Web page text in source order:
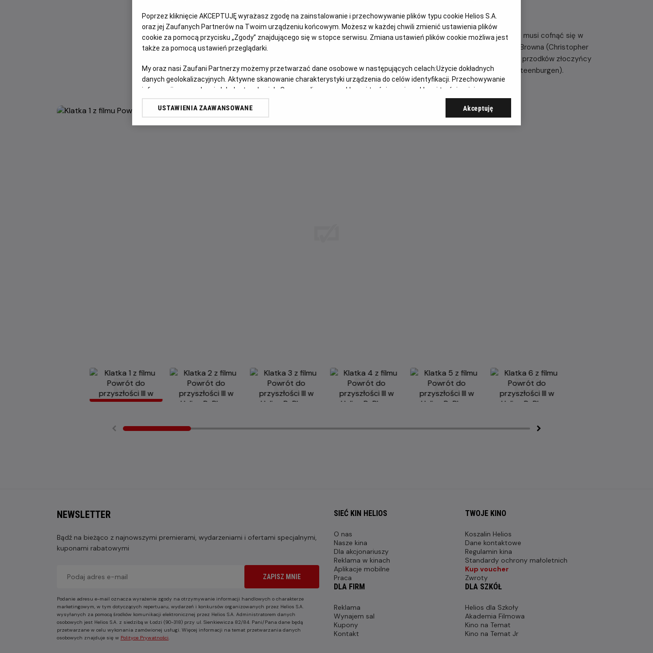
OPIS WYDARZENIA
W trzeciej części serii „Powrót do przyszłości” bohater Marty McFly (Michael J. Fox) musi cofnąć się w
czasie do Dzikiego Zachodu z 1885 roku, aby uratować swojego przyjaciela, doktora Browna (Christopher
Lloyd), który, jak się dowiedział, czeka na śmiertelny pojedynek z jednym z okrutnych przodków złoczyńcy
Biffa. Tymczasem doktor Brown zakochał się w nowo przybyłej nauczycielce (Mary Steenburgen).
NEWSLETTER
Bądź na bieżąco z najnowszymi premierami, wydarzeniami i ofertami specjalnymi,
kuponami rabatowymi
ZAPISZ MNIE
Podanie adresu e-mail oznacza wyrażenie zgody na otrzymywanie informacji handlowych o charakterze
marketingowym, w tym dotyczących repertuaru, wydarzeń i konkursów organizowanych przez Helios S.A.
wysyłanych za pomocą środków komunikacji elektronicznej przez Helios S.A. Administratorem danych
osobowych jest Helios S.A. z siedzibą w Łodzi (90-318) przy ul. Sienkiewicza 82/84. Pani/Pana dane będą
przetwarzane w celu wykonania zamówionej usługi. Więcej informacji na temat przetwarzania danych
osobowych znajduje się w Polityce Prywatności.
SIEĆ KIN HELIOS
O nas
Nasze kina
Dla akcjonariuszy
Reklama w kinach
Aplikacje mobilne
Praca
TWOJE KINO
Koszalin Helios
Dane kontaktowe
Regulamin kina
Standardy ochrony małoletnich
Kup voucher
Zwroty
DLA FIRM
Reklama
Wynajem sal
Kupony
Kontakt
DLA SZKÓŁ
Helios dla Szkoły
Akademia Filmowa
Kino na Temat
Kino na Temat Jr
Poprzez kliknięcie AKCEPTUJĘ wyrażasz zgodę na zainstalowanie i przechowywanie plików typu cookie Helios S.A.
oraz jej Zaufanych Partnerów na Twoim urządzeniu końcowym. Możesz w każdej chwili zmienić ustawienia plików
cookie za pomocą przycisku „Zgody” znajdującego się w stopce serwisu. Zmiana ustawień plików cookie możliwa jest
także za pomocą ustawień przeglądarki.
My oraz nasi Zaufani Partnerzy możemy przetwarzać dane osobowe w następujących celach:Użycie dokładnych
danych geolokalizacyjnych. Aktywne skanowanie charakterystyki urządzenia do celów identyfikacji. Przechowywanie
informacji na urządzeniu lub dostęp do nich. Spersonalizowane reklamy i treści, pomiar reklam i treści, opinie
odbiorców i ulepszanie usług.
Lista Zaufanych Partnerów
USTAWIENIA ZAAWANSOWANE Akceptuję